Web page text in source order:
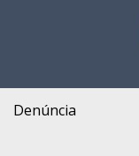
Denúncia